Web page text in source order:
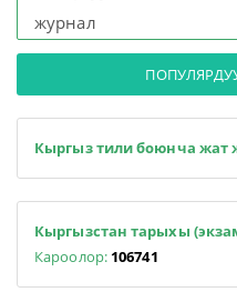
журнал
Кыргыз тили боюнча жат
Кыргызстан тарыхы
Кароолор: 106741